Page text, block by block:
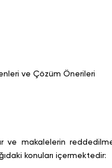
ve Çözüm Önerileri
ve makalelerin
konuları içermektedir: